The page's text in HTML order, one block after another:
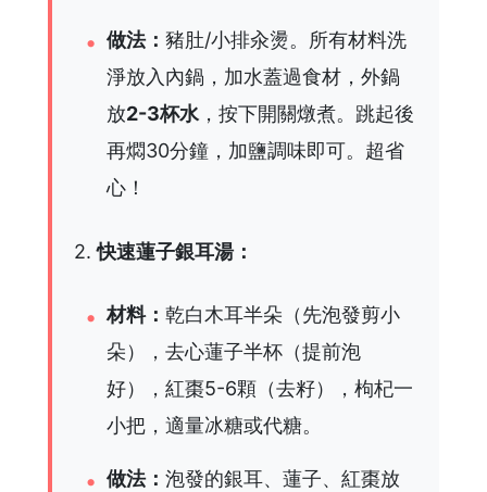
做法： 豬肚/小排汆燙。所有材料洗
淨放入內鍋，加水蓋過食材，外鍋
放2-3杯水，按下開關燉煮。跳起後
再燜30分鐘，加鹽調味即可。超省
心！
2.快速蓮子銀耳湯：
材料： 乾白木耳半朵（先泡發剪小
朵），去心蓮子半杯（提前泡
好），紅棗5-6顆（去籽），枸杞一
小把，適量冰糖或代糖。
做法： 泡發的銀耳、蓮子、紅棗放